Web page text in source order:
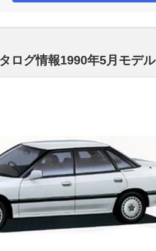
ログ情報1990年5月モデル